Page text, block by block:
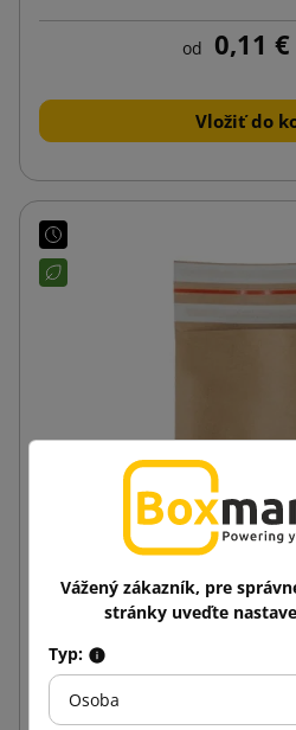
od 0,11 €
Vložiť do
200x229x40 BoxBag
dnovou
od 0,18 €
Vážený zákazník, pre
stránky uveďte
Typ:
Osoba